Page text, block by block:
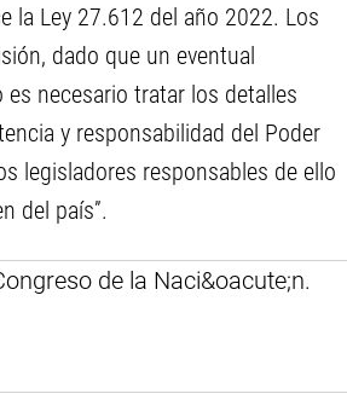
la Ley 27.612 del año 2022. Los
dado que un eventual
necesario tratar los detalles
y responsabilidad del Poder
legisladores responsables de ello
del país”.